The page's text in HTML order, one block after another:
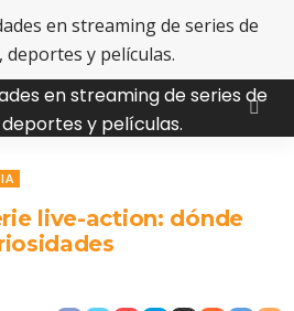
live-action: dónde